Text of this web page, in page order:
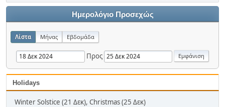
Ημερολόγιο Προσεχώς
Λίστα Μήνας Εβδομάδα
Προς
Holidays
Winter Solstice (21 Δεκ), Christmas (25 Δεκ)